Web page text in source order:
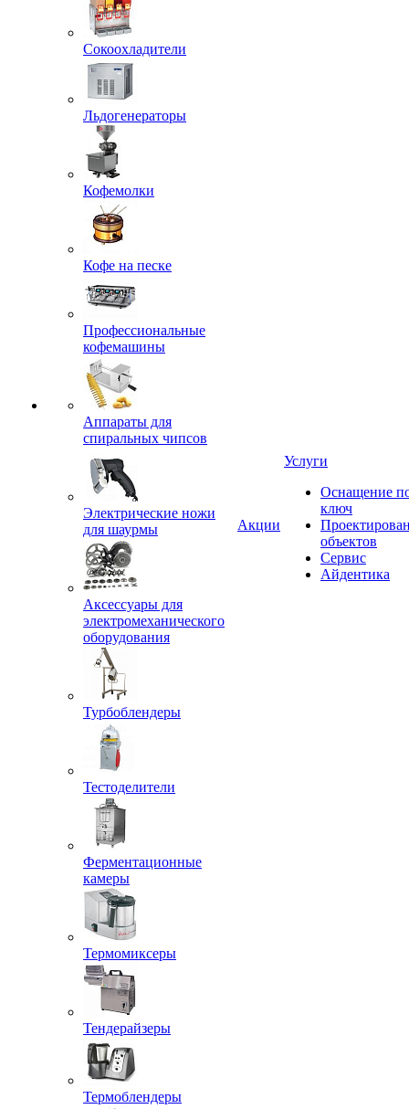
Сокоохладители
Льдогенераторы
Кофемолки
Кофе на песке
Профессиональные
кофемашины
Аппараты для
спиральных чипсов
Электрические ножи
для шаурмы
Аксессуары для
электромеханического
оборудования
Турбоблендеры
Тестоделители
Ферментационные
камеры
Термомиксеры
Тендерайзеры
Термоблендеры
Акции
Услуги
Оснащение
ключ
объектов
Сервис
Айдентика